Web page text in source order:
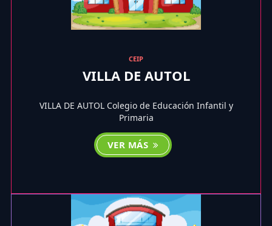
CEIP
VILLA DE AUTOL
VILLA DE AUTOL Colegio de Educación Infantil y
Primaria
VER MÁS